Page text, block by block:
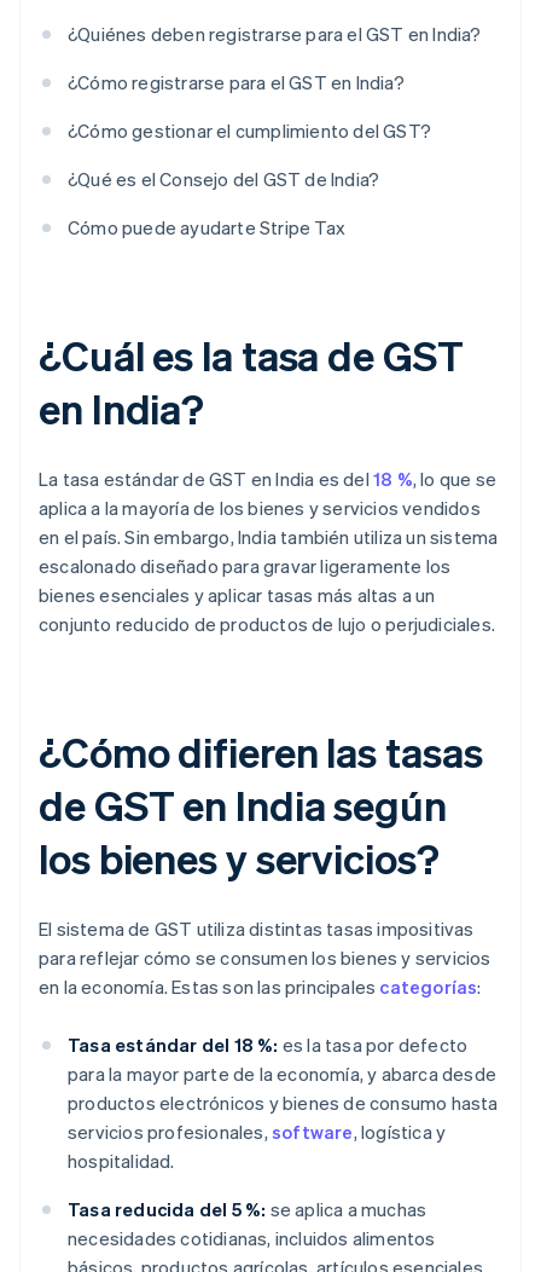
¿Quiénes deben registrarse para el GST en India?
¿Cómo registrarse para el GST en India?
¿Cómo gestionar el cumplimiento del GST?
¿Qué es el Consejo del GST de India?
Cómo puede ayudarte Stripe Tax
¿Cuál es la tasa de GST
en India?
La tasa estándar de GST en India es del 18 %, lo que se
aplica a la mayoría de los bienes y servicios vendidos
en el país. Sin embargo, India también utiliza un sistema
escalonado diseñado para gravar ligeramente los
bienes esenciales y aplicar tasas más altas a un
conjunto reducido de productos de lujo o perjudiciales.
¿Cómo difieren las tasas
de GST en India según
los bienes y servicios?
El sistema de GST utiliza distintas tasas impositivas
para reflejar cómo se consumen los bienes y servicios
en la economía. Estas son las principales categorías:
Tasa estándar del 18 %: es la tasa por defecto
para la mayor parte de la economía, y abarca desde
productos electrónicos y bienes de consumo hasta
servicios profesionales, software, logística y
hospitalidad.
Tasa reducida del 5 %: se aplica a muchas
necesidades cotidianas, incluidos alimentos